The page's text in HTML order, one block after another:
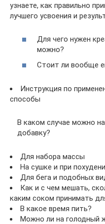
узнаете, как правильно
лучшего усвоения и
Для чего нужен
можно?
Стоит ли вообще
Инструкция по
способы
В каком случае можно
добавку?
Для набора массы
На сушке и при
Для бега и подобных
Как и с чем мешать,
каким соком принимать
В какое время пить?
Можно ли на голодный